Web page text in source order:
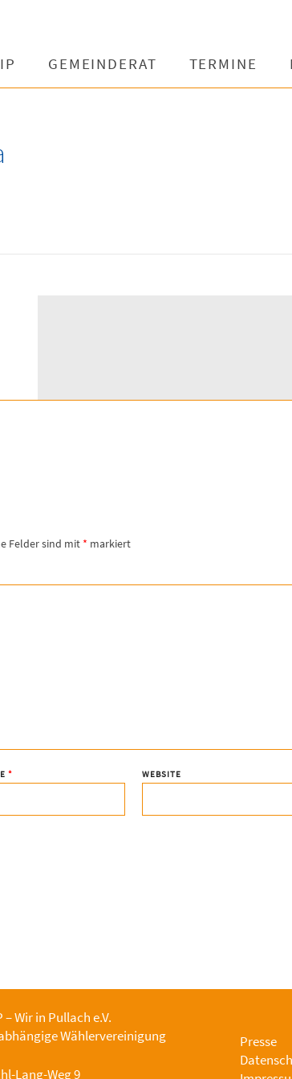
GEMEINDERAT TERMINE
Felder sind mit * markiert
* WEBSITE
– Wir in Pullach e.V.
Wählervereinigung
Lang-Weg 9
Presse